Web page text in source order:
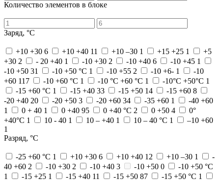
Количество элементов в блоке
Заряд, °C
+10 +30 6 +10 +40 11 +10 –30 1 +15 +25 1
+5
+30 2 - 20 +40 1 -10 +30 2 -10 +40 6 -10 +45 1
-10 +50 31 -10 +50 °С 1 -10 +55 2 -10 +6- 1
-10
+60 117 -10 +60 °С 1 -10 °С +60 °С 1 -10°С +50°С 1
-15 +60 °C 1 -15 +40 33 -15 +50 14 -15 +60 8
-20 +40 20 -20 +50 3 -20 +60 34 -35 +60 1
-40 +60
1
0 + 40 1 0 +40 95 0 +40 °С 2 0 +50 4
0°
+40°С 1 10 - 40 1 10 – +40 1 10 – 40 °С 1
–10 +60
1
Разряд, °C
-25 +60 °C 1 +10 +30 6 +10 +40 12 +10 –30 1
-
40 +60 2 -10 +30 2 -10 +40 3 -10 +50 0
-10 +50 °С
1
-15 +25 1 -15 +40 11 -15 +50 87 -15 +50 °С 1